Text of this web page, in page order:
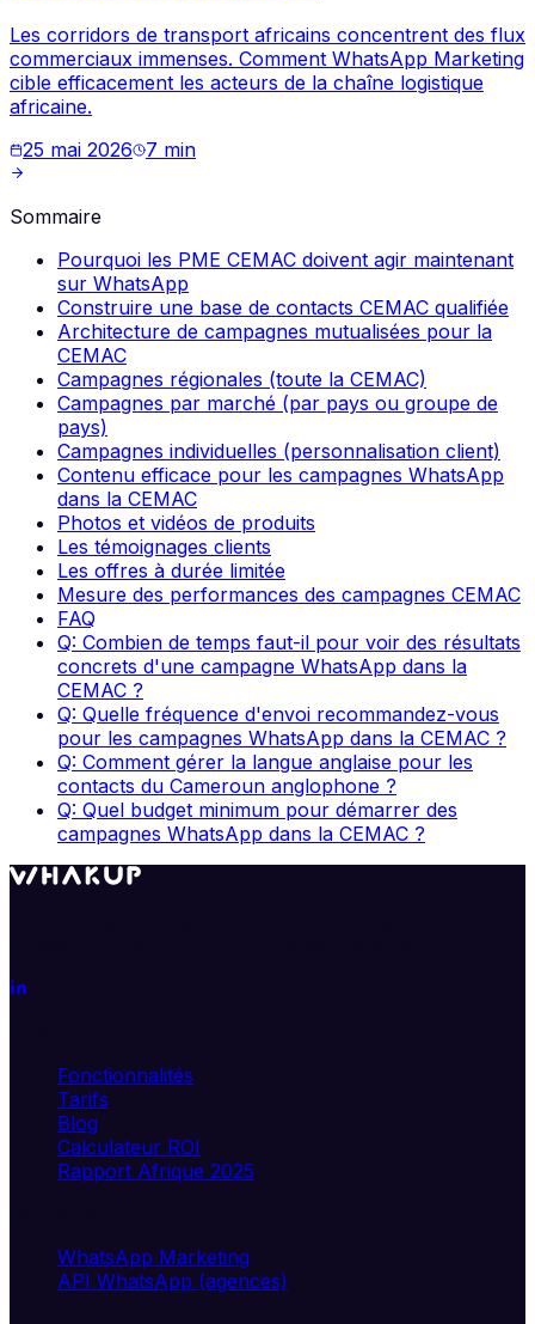
Les corridors de transport africains concentrent des flux
commerciaux immenses. Comment WhatsApp Marketing
cible efficacement les acteurs de la chaîne logistique
africaine.
25 mai 2026
7 min
Sommaire
Pourquoi les PME CEMAC doivent agir maintenant
sur WhatsApp
Construire une base de contacts CEMAC qualifiée
Architecture de campagnes mutualisées pour la
CEMAC
Campagnes régionales (toute la CEMAC)
Campagnes par marché (par pays ou groupe de
pays)
Campagnes individuelles (personnalisation client)
Contenu efficace pour les campagnes WhatsApp
dans la CEMAC
Photos et vidéos de produits
Les témoignages clients
Les offres à durée limitée
Mesure des performances des campagnes CEMAC
FAQ
Q: Combien de temps faut-il pour voir des résultats
concrets d'une campagne WhatsApp dans la
CEMAC ?
Q: Quelle fréquence d'envoi recommandez-vous
pour les campagnes WhatsApp dans la CEMAC ?
Q: Comment gérer la langue anglaise pour les
contacts du Cameroun anglophone ?
Q: Quel budget minimum pour démarrer des
campagnes WhatsApp dans la CEMAC ?
Fonctionnalités
Tarifs
Blog
Calculateur ROI
Rapport Afrique 2025
WhatsApp Marketing
API WhatsApp (agences)